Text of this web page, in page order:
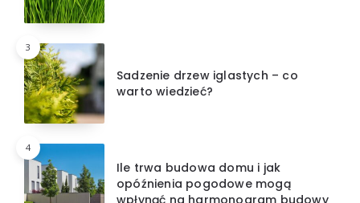
3
Sadzenie drzew iglastych – co
warto wiedzieć?
4
Ile trwa budowa domu i jak
opóźnienia pogodowe mogą
wpłynąć na harmonogram budowy